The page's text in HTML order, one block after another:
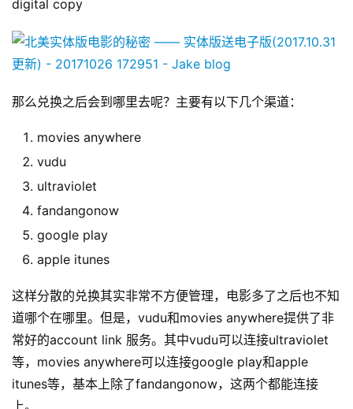
念
推
荐
工
关
于
言
登录 注册
digital copy
那么兑换之后会到哪里去呢？主要有以下几个渠道：
movies anywhere
vudu
ultraviolet
fandangonow
google play
apple itunes
这样分散的兑换其实非常不方便管理，电影多了之后也不知
道哪个在哪里。但是，vudu和movies anywhere提供了非
常好的account link 服务。其中vudu可以连接ultraviolet
等，movies anywhere可以连接google play和apple
itunes等，基本上除了fandangonow，这两个都能连接